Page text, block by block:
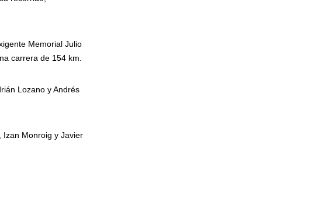
Memorial Julio
carrera de 154 km.
Lozano y Andrés
Izan Monroig y Javier